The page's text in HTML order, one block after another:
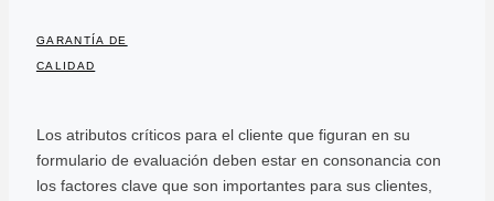
GARANTÍA DE
CALIDAD
Los atributos críticos para el cliente que figuran en su
formulario de evaluación deben estar en consonancia con
los factores clave que son importantes para sus clientes,